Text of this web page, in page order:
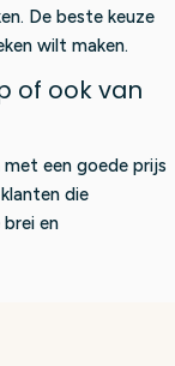
De beste keuze
wilt maken.
of ook van
een goede prijs
die
en